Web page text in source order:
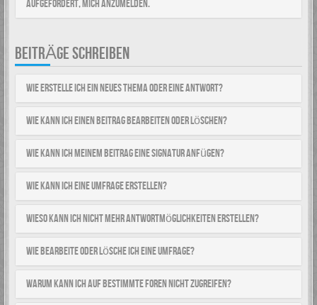
aufgefordert, mich anzumelden.
BEITRÄGE SCHREIBEN
Wie erstelle ich ein neues Thema oder eine Antwort?
Wie kann ich einen Beitrag bearbeiten oder löschen?
Wie kann ich meinem Beitrag eine Signatur anfügen?
Wie kann ich eine Umfrage erstellen?
Wieso kann ich nicht mehr Antwortmöglichkeiten erstellen?
Wie bearbeite oder lösche ich eine Umfrage?
Warum kann ich auf bestimmte Foren nicht zugreifen?